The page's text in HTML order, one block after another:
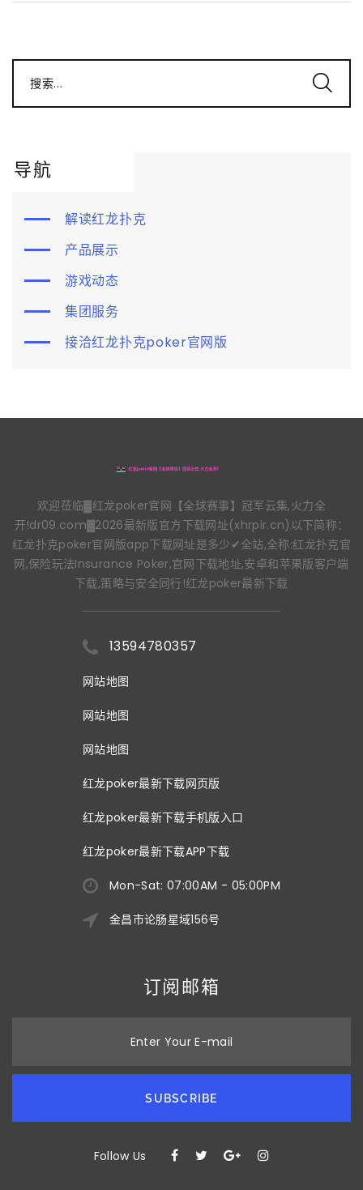
搜索...
导航
解读红龙扑克
产品展示
游戏动态
集团服务
接洽红龙扑克poker官网版
欢迎莅临▓红龙poker官网【全球赛事】冠军云集,火力全
开!dr09.com▓2026最新版官方下载网址(xhrpir.cn)以下简称：
红龙扑克poker官网版app下载网址是多少✔全站,全称:红龙扑克官
网,保险玩法Insurance Poker,官网下载地址,安卓和苹果版客户端
下载,策略与安全同行!红龙poker最新下载
13594780357
网站地图
网站地图
网站地图
红龙poker最新下载网页版
红龙poker最新下载手机版入口
红龙poker最新下载APP下载
Mon-Sat: 07:00AM - 05:00PM
金昌市论肠星域156号
订阅邮箱
Enter Your E-mail
SUBSCRIBE
Follow Us